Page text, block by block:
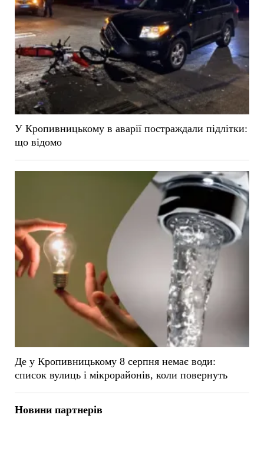
У Кропивницькому в аварії постраждали підлітки:
що відомо
Де у Кропивницькому 8 серпня немає води:
список вулиць і мікрорайонів, коли повернуть
Новини партнерів